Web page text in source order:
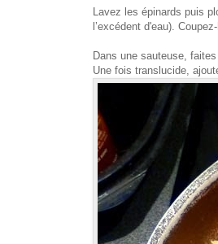
Lavez les épinards puis
l’excédent d'eau).
Dans une sauteuse,
Une fois translucide,